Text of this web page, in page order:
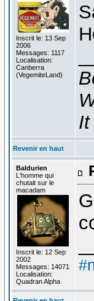
Inscrit le: 13 Sep
2006
Messages: 1117
Localisation:
Canberra
(VegemiteLand)
It
Revenir en haut
Baldurien
L'homme qui
chutait sur le
macadam
Inscrit le: 12 Sep
2002
Messages: 14071
Localisation:
Quadran Alpha